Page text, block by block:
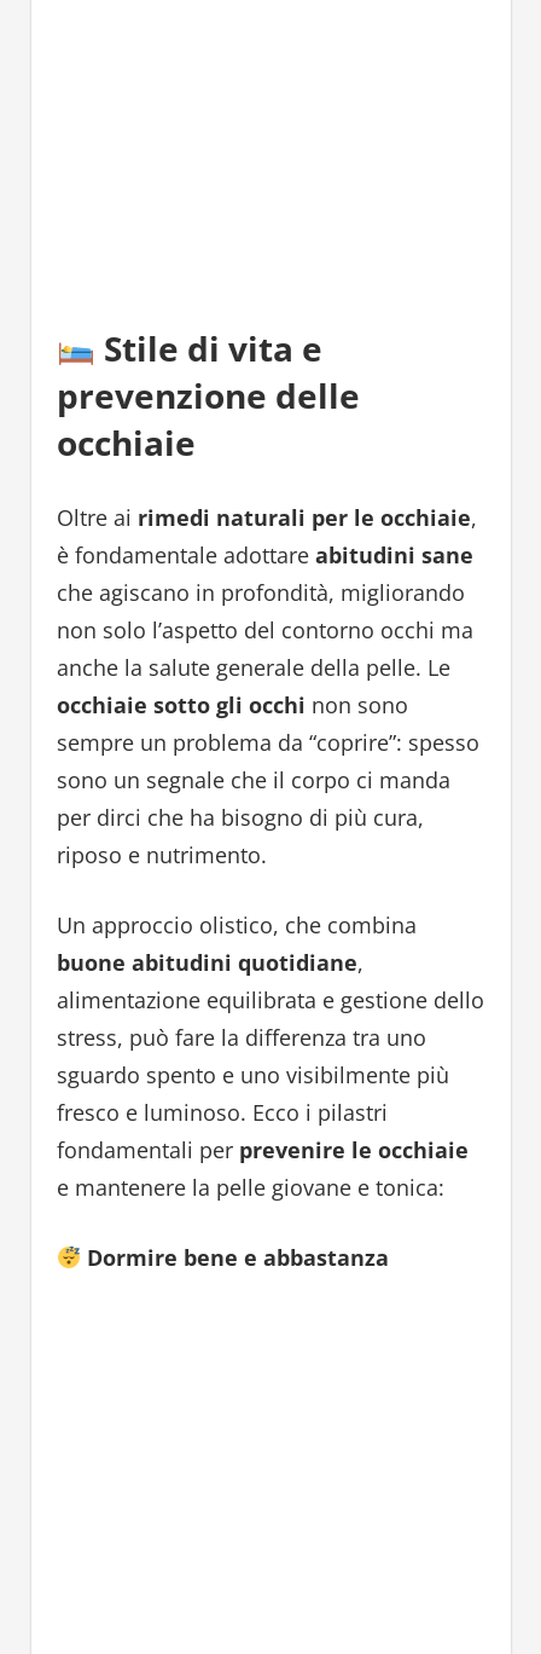
Stile di vita e
prevenzione delle
occhiaie
Oltre ai rimedi naturali per le occhiaie,
è fondamentale adottare abitudini sane
che agiscano in profondità, migliorando
non solo l’aspetto del contorno occhi ma
anche la salute generale della pelle. Le
occhiaie sotto gli occhi non sono
sempre un problema da “coprire”: spesso
sono un segnale che il corpo ci manda
per dirci che ha bisogno di più cura,
riposo e nutrimento.
Un approccio olistico, che combina
buone abitudini quotidiane,
alimentazione equilibrata e gestione dello
stress, può fare la differenza tra uno
sguardo spento e uno visibilmente più
fresco e luminoso. Ecco i pilastri
fondamentali per prevenire le occhiaie
e mantenere la pelle giovane e tonica:
Dormire bene e abbastanza